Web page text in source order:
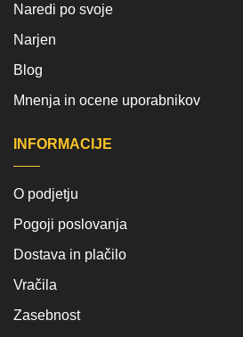
Naredi po svoje
Narjen
Blog
Mnenja in ocene uporabnikov
INFORMACIJE
O podjetju
Pogoji poslovanja
Dostava in plačilo
Vračila
Zasebnost